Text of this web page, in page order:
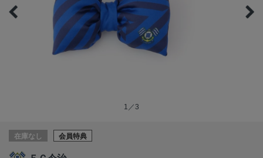
1／3
在庫なし 会員特典